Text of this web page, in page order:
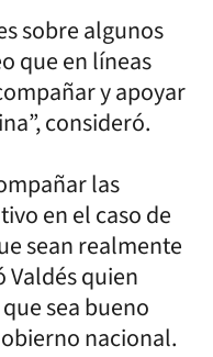
sobre algunos
que en líneas
y apoyar
consideró.
las
en el caso de
sean realmente
Valdés quien
sea bueno
nacional.